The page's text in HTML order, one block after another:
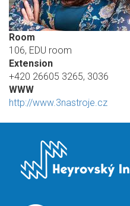
Room
106, EDU room
Extension
+420 26605 3265, 3036
WWW
http://www.3nastroje.cz